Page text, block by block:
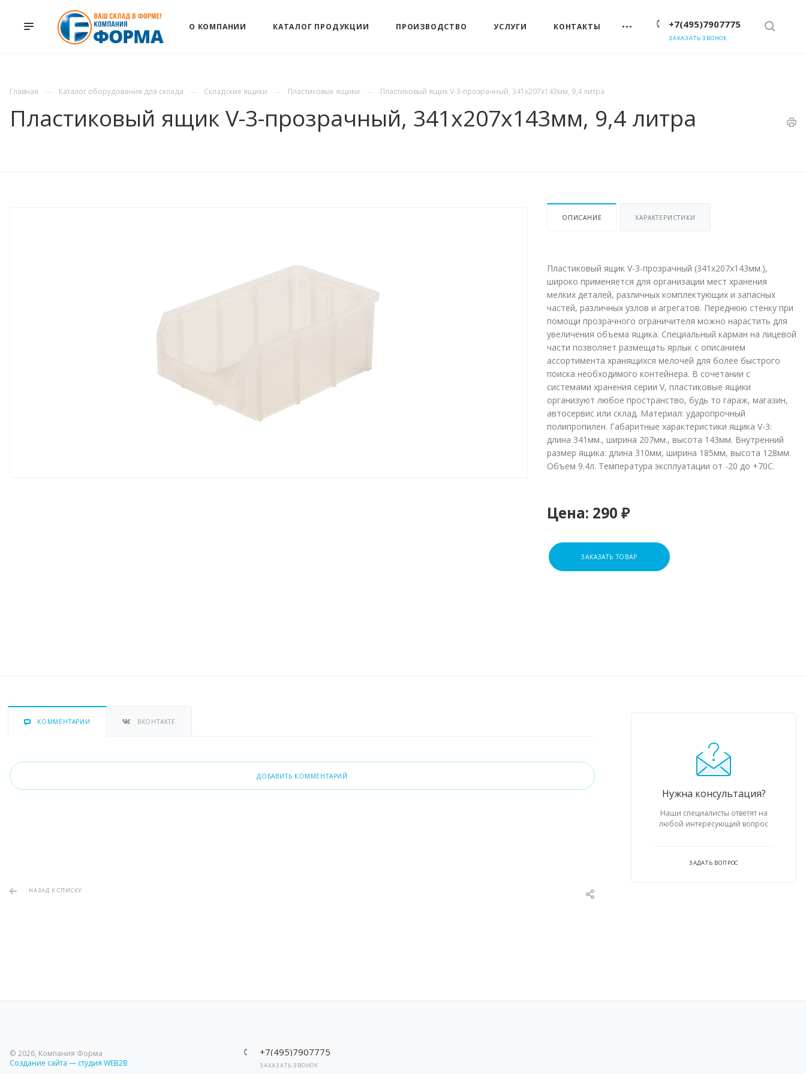
+7(495)7907775
ЗАКАЗАТЬ ЗВОНОК
О КОМПАНИИ КАТАЛОГ ПРОДУКЦИИ ПРОИЗВОДСТВО УСЛУГИ КОНТАКТЫ
Главная Каталог оборудования для склада Складские ящики Пластиковые ящики Пластиковый ящик V-3-прозрачный, 341х207x143мм, 9,4 литра
Пластиковый ящик V-3-прозрачный, 341х207x143мм, 9,4 литра
ОПИСАНИЕ ХАРАКТЕРИСТИКИ
Пластиковый ящик V-3-прозрачный (341х207х143мм.),
широко применяется для организации мест хранения
мелких деталей, различных комплектующих и запасных
частей, различных узлов и агрегатов. Переднюю стенку при
помощи прозрачного ограничителя можно нарастить для
увеличения объема ящика. Специальный карман на лицевой
части позволяет размещать ярлык с описанием
ассортимента хранящихся мелочей для более быстрого
поиска необходимого контейнера. В сочетании с
системами хранения серии V, пластиковые ящики
организуют любое пространство, будь то гараж, магазин,
автосервис или склад. Материал: ударопрочный
полипропилен. Габаритные характеристики ящика V-3:
длина 341мм., ширина 207мм., высота 143мм. Внутренний
размер ящика: длина 310мм, ширина 185мм, высота 128мм.
Объем 9.4л. Температура эксплуатации от -20 до +70С.
Цена: 290 ₽
ЗАКАЗАТЬ ТОВАР
Нужна консультация?
Наши специалисты ответят на
любой интересующий вопрос
ЗАДАТЬ ВОПРОС
КОММЕНТАРИИ ВКОНТАКТЕ
ДОБАВИТЬ КОММЕНТАРИЙ
НАЗАД К СПИСКУ
© 2026, Компания Форма
Создание сайта — студия WEB2B
+7(495)7907775
ЗАКАЗАТЬ ЗВОНОК